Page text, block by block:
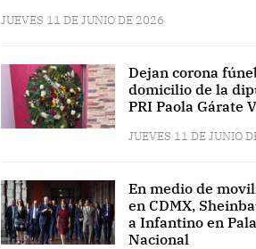
JUEVES 11 DE JUNIO DE 2026
Dejan corona
domicilio de la
PRI Paola Gárate
JUEVES 11 DE JUNIO
En medio de
en CDMX,
a Infantino en
Nacional